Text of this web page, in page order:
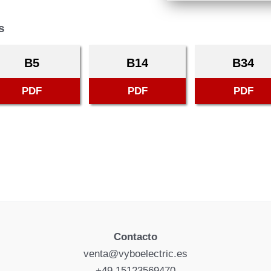
B5
PDF
B14
PDF
B34
PDF
Contacto
venta@vyboelectric.es